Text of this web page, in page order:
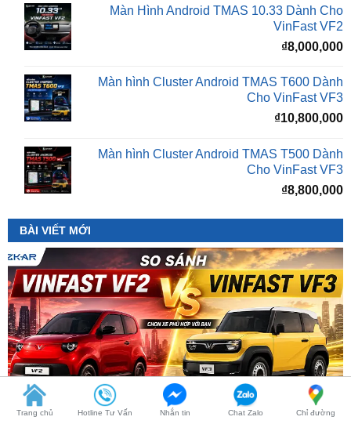
₫8,000,000
Màn hình Cluster Android TMAS T600 Dành
Cho VinFast VF3
₫10,800,000
Màn hình Cluster Android TMAS T500 Dành
₫8,800,000
BÀI VIẾT MỚI
So Sánh VinFast VF2 Với VinFast VF3 Chi Tiết
Trang chủ Hotline Tư Vấn Nhắn tin Chat Zalo Chỉ đường